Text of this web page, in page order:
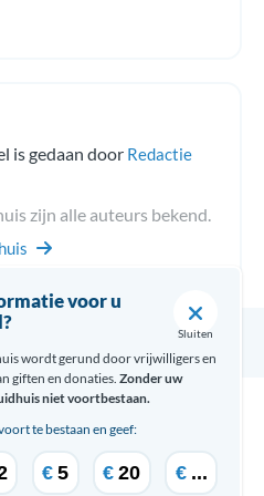
is gedaan door Redactie
zijn alle auteurs bekend.
voor u
Sluiten
wordt gerund door vrijwilligers en
giften en donaties. Zonder uw
niet voortbestaan.
te bestaan en geef:
€ 5 € 20 € ...